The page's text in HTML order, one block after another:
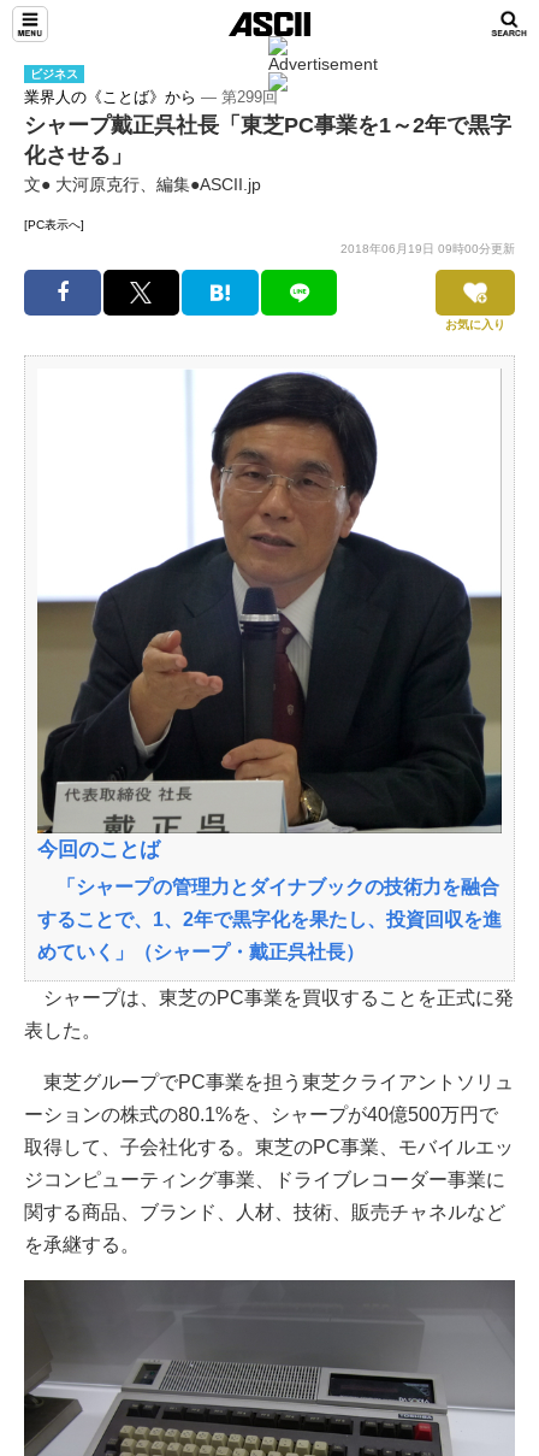
ビジネス
業界人の《ことば》から ― 第299回
シャープ戴正呉社長「東芝PC事業を1～2年で黒字
化させる」
文● 大河原克行、編集●ASCII.jp
[PC表示へ]
2018年06月19日 09時00分更新
お気に入り
今回のことば
「シャープの管理力とダイナブックの技術力を融合
することで、1、2年で黒字化を果たし、投資回収を進
めていく」（シャープ・戴正呉社長）
シャープは、東芝のPC事業を買収することを正式に発
表した。
東芝グループでPC事業を担う東芝クライアントソリュ
ーションの株式の80.1%を、シャープが40億500万円で
取得して、子会社化する。東芝のPC事業、モバイルエッ
ジコンピューティング事業、ドライブレコーダー事業に
関する商品、ブランド、人材、技術、販売チャネルなど
を承継する。